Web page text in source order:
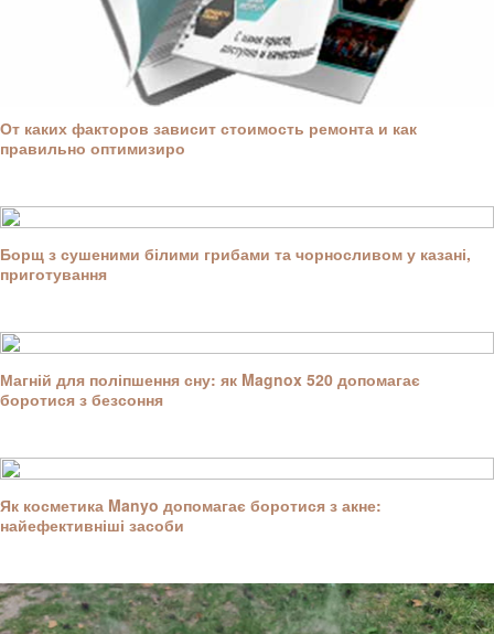
От каких факторов зависит стоимость ремонта и как
правильно оптимизиро
Борщ з сушеними білими грибами та чорносливом у казані,
приготування
Магній для поліпшення сну: як Magnox 520 допомагає
боротися з безсоння
Як косметика Manyo допомагає боротися з акне:
найефективніші засоби